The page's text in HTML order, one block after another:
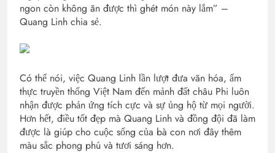
ngon còn không ăn được thì ghét món này lắm” –
Quang Linh chia sẻ.
Có thể nói, việc Quang Linh lần lượt đưa văn hóa, ẩm
thực truyền thống Việt Nam đến mảnh đất châu Phi luôn
nhận được phản ứng tích cực và sự ủng hộ từ mọi người.
Hơn hết, điều tốt đẹp mà Quang Linh và đồng đội đã làm
được là giúp cho cuộc sống của bà con nơi đây thêm
màu sắc phong phú và tươi sáng hơn.